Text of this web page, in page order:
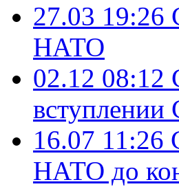
27.03 19:26
НАТО
02.12 08:12
16.07 11:26
НАТО до